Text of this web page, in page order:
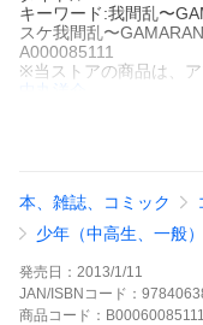
キーワード:我間乱〜
スケ我間乱〜
A000085111
※当ストアの商品は、ア
中丸洋介
懸けた戦いとなった。
亀(おおがめ)流は、鎖鎌
に急襲される!さらには
で、直善(なおよし)を
る……!
我間乱〜GAMARAN〜
本、雑誌、コミック
少年（中高生、一般）
発売日： 2013/1/11
JAN/ISBNコード：
商品 コード： B00060085111